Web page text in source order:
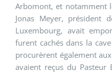
Arbomont, et notamment
Jonas Meyer, président
Luxembourg, avait
furent cachés dans la
procurèrent également
avaient reçus du Pasteur